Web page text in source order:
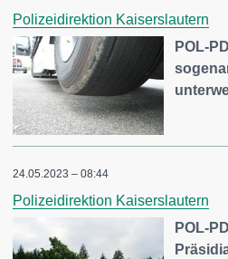
Polizeidirektion Kaiserslautern
POL-
24.05.2023 – 08:44
Polizeidirektion Kaiserslautern
POL-